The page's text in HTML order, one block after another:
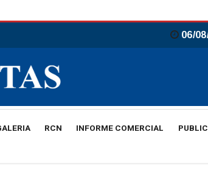
06/
RCN INFORME COMERCIAL